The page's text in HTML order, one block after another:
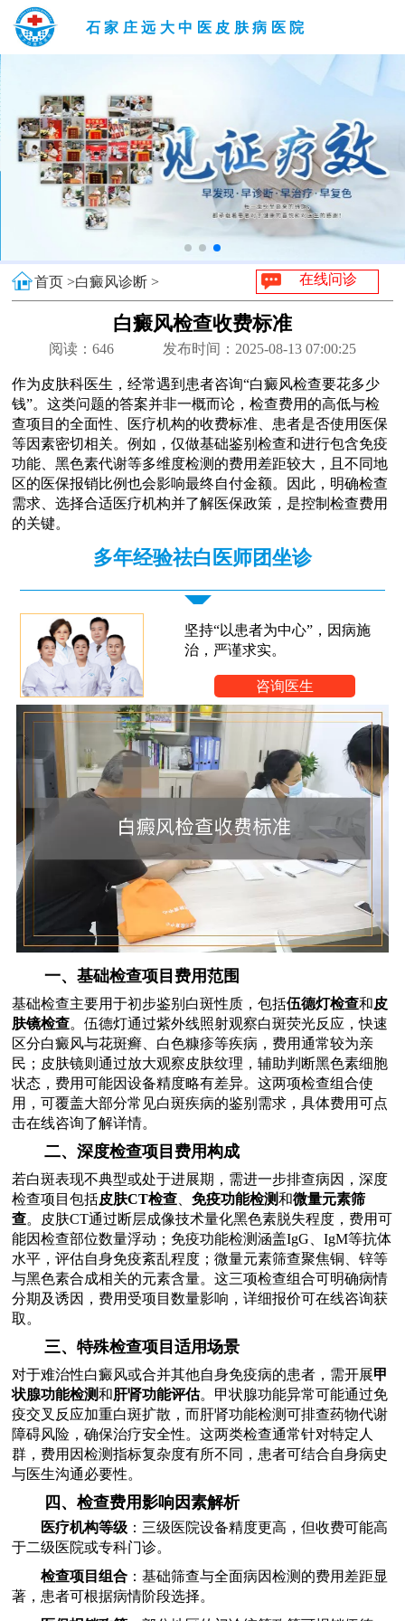
石家庄远大中医皮肤病医院
首页 >白癜风诊断 > 在线问诊
白癜风检查收费标准
阅读： 646 发布时间：2025-08-13 07:00:25
作为皮肤科医生，经常遇到患者咨询“白癜风检查要花多少
钱”。这类问题的答案并非一概而论，检查费用的高低与检
查项目的全面性、医疗机构的收费标准、患者是否使用医保
等因素密切相关。例如，仅做基础鉴别检查和进行包含免疫
功能、黑色素代谢等多维度检测的费用差距较大，且不同地
区的医保报销比例也会影响最终自付金额。因此，明确检查
需求、选择合适医疗机构并了解医保政策，是控制检查费用
的关键。
多年经验祛白医师团坐诊
坚持“以患者为中心”，因病施
治，严谨求实。
咨询医生
一、基础检查项目费用范围
基础检查主要用于初步鉴别白斑性质，包括伍德灯检查和皮
肤镜检查。伍德灯通过紫外线照射观察白斑荧光反应，快速
区分白癜风与花斑癣、白色糠疹等疾病，费用通常较为亲
民；皮肤镜则通过放大观察皮肤纹理，辅助判断黑色素细胞
状态，费用可能因设备精度略有差异。这两项检查组合使
用，可覆盖大部分常见白斑疾病的鉴别需求，具体费用可点
击在线咨询了解详情。
二、深度检查项目费用构成
若白斑表现不典型或处于进展期，需进一步排查病因，深度
检查项目包括皮肤CT检查 、免疫功能检测和微量元素筛
查。皮肤CT通过断层成像技术量化黑色素脱失程度，费用可
能因检查部位数量浮动；免疫功能检测涵盖IgG、IgM等抗体
水平，评估自身免疫紊乱程度；微量元素筛查聚焦铜、锌等
与黑色素合成相关的元素含量。这三项检查组合可明确病情
分期及诱因，费用受项目数量影响，详细报价可在线咨询获
取。
三、特殊检查项目适用场景
对于难治性白癜风或合并其他自身免疫病的患者，需开展甲
状腺功能检测和肝肾功能评估。甲状腺功能异常可能通过免
疫交叉反应加重白斑扩散，而肝肾功能检测可排查药物代谢
障碍风险，确保治疗安全性。这两类检查通常针对特定人
群，费用因检测指标复杂度有所不同，患者可结合自身病史
与医生沟通必要性。
四、检查费用影响因素解析
医疗机构等级 ：三级医院设备精度更高，但收费可能高
于二级医院或专科门诊。
检查项目组合 ：基础筛查与全面病因检测的费用差距显
著，患者可根据病情阶段选择。